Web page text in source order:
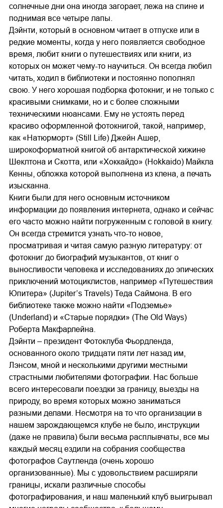
солнечные дни она иногда загорает, лежа на спине и
поднимая все четыре лапы.
Дэйнти, который в основном читает в отпуске или в
редкие моменты, когда у него появляется свободное
время, любит книги о путешествиях или книги, из
которых он может чему-то научиться. Он всегда любил
читать, ходил в библиотеки и постоянно пополнял
свою. У него хорошая подборка фотокниг, и не только с
красивыми снимками, но и с более сложными
техническими нюансами. Ему не устоять перед
красиво оформленной фотокнигой, такой, например,
как «Натюрморт» (Still Life) Джейн Ашер,
широкоформатной книгой об антарктической хижине
Шеклтона и Скотта, или «Хоккайдо» (Hokkaido) Майкла
Кенны, обложка которой выполнена из клена, а печать
изысканна.
Книги были для него основным источником
информации до появления интернета, однако и сейчас
его часто можно найти погруженным с головой в книгу.
Он всегда стремится узнать что-то новое,
просматривая и читая самую разную литературу: от
фотокниг до биографий музыкантов, от книг о
выносливости человека и исследованиях до эпических
приключений мотоциклистов, например «Путешествия
Юпитера» (Jupiter’s Travels) Теда Саймона. В его
библиотеке также можно найти «Подземье»
(Underland) и «Старые порядки» (The Old Ways)
Роберта Макфарлейна.
Дэйнти – президент Фотоклуба Фьордленда,
основанного около тридцати пяти лет назад им,
Лэнсом, мной и несколькими другими местными
страстными любителями фотографии. Нас больше
всего интересовали поездки за границу, выезды на
природу, во время которых можно заниматься
разными делами. Несмотря на то что организации в
нашем зарождающемся клубе не было, инструкции
(даже не правила) были весьма расплывчаты, все мы
каждый месяц ездили на собрания сообщества
фотографов Саутленда (очень хорошо
организованные). Мы с удовольствием расширяли
границы, искали различные способы
фотографирования, и наш маленький клуб выигрывал